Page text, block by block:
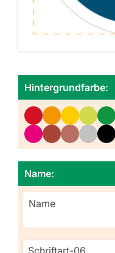
Hintergrundfarbe:
Name: